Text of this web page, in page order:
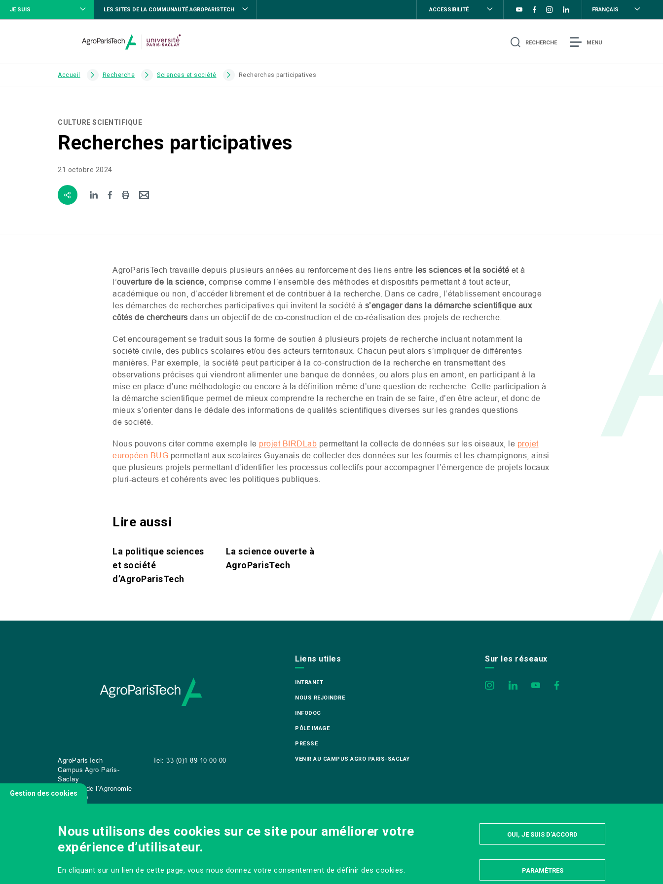
JE SUIS LES SITES DE LA COMMUNAUTÉ AGROPARISTECH ACCESSIBILITÉ FRANÇAIS
RECHERCHE MENU
Accueil Recherche Sciences et société Recherches participatives
CULTURE SCIENTIFIQUE
Recherches participatives
21 octobre 2024
AgroParisTech travaille depuis plusieurs années au renforcement des liens entre les sciences et la société et à
l’ouverture de la science , comprise comme l’ensemble des méthodes et dispositifs permettant à tout acteur,
académique ou non, d’accéder librement et de contribuer à la recherche. Dans ce cadre, l’établissement encourage
les démarches de recherches participatives qui invitent la société à s’engager dans la démarche scientifique aux
côtés de chercheurs dans un objectif de de co-construction et de co-réalisation des projets de recherche.
Cet encouragement se traduit sous la forme de soutien à plusieurs projets de recherche incluant notamment la
société civile, des publics scolaires et/ou des acteurs territoriaux. Chacun peut alors s’impliquer de différentes
manières. Par exemple, la société peut participer à la co-construction de la recherche en transmettant des
observations précises qui viendront alimenter une banque de données, ou alors plus en amont, en participant à la
mise en place d’une méthodologie ou encore à la définition même d’une question de recherche. Cette participation à
la démarche scientifique permet de mieux comprendre la recherche en train de se faire, d’en être acteur, et donc de
mieux s’orienter dans le dédale des informations de qualités scientifiques diverses sur les grandes questions
de société.
Nous pouvons citercomme exemple le projet BIRDL ab permettant la collecte de données sur les oiseaux, le projet
européen BUG permettant aux scolaires Guyanais de collecter des données sur les fourmis et les champignons, ainsi
que plusieurs projets permettant d’identifier les processus collectifs pour accompagner l’émergence de projets locaux
pluri-acteurs et cohérents avec les politiques publiques.
Lire aussi
La politique sciences
et société
d’AgroParisTech
La science ouverte à
AgroParisTech
AgroParisTech
Campus Agro Paris-
Saclay
22 place de l’Agronomie
CS20040
Tel: 33 (0)1 89 10 00 00
Liens utiles
INTRANET
NOUS REJOINDRE
INFODOC
PÔLE IMAGE
PRESSE
VENIR AU CAMPUS AGRO PARIS-SACLAY
Sur les réseaux
Gestion des cookies
Nous utilisons des cookies sur ce site pour améliorer votre
expérience d’utilisateur.
En cliquant sur un lien de cette page, vous nous donnez votre consentement de définir des cookies.
OUI, JE SUIS D'ACCORD
MASQUER
PARAMÈTRES